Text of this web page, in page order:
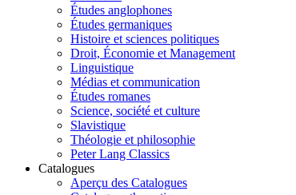
Études anglophones
Études germaniques
Histoire et sciences politiques
Droit, Économie et Management
Linguistique
Médias et communication
Études romanes
Science, société et culture
Slavistique
Théologie et philosophie
Peter Lang Classics
Catalogues
Aperçu des Catalogues